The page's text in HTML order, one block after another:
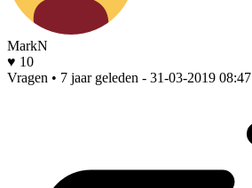
MarkN
♥ 10
Vragen • 7 jaar geleden - 31-03-2019 08:47